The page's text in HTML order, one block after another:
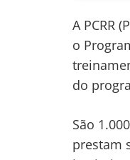
A PCRR
o
do
São
prestam